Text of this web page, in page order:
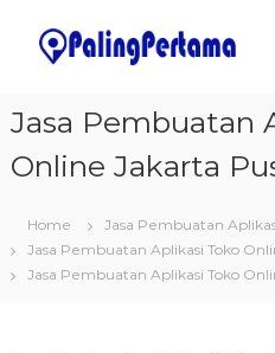
Jasa Pembuatan
Online Jakarta
Home
Jasa Pembuatan
Jasa Pembuatan Aplikasi Toko
Jasa Pembuatan Aplikasi Toko